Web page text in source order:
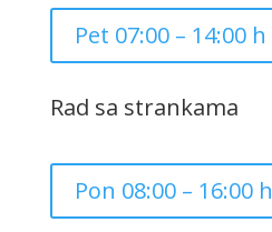
Pet 07:00 – 14:00 h
Rad sa strankama
Pon 08:00 – 16:00 h